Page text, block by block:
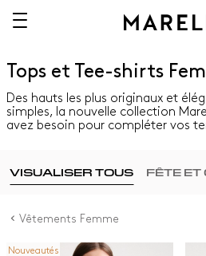
Tops et Tee-shirts
Des hauts les plus originaux et
simples, la nouvelle collection
avez besoin pour compléter vos
VISUALISER TOUS FÊTE ET
Vêtements Femme
Nouveautés